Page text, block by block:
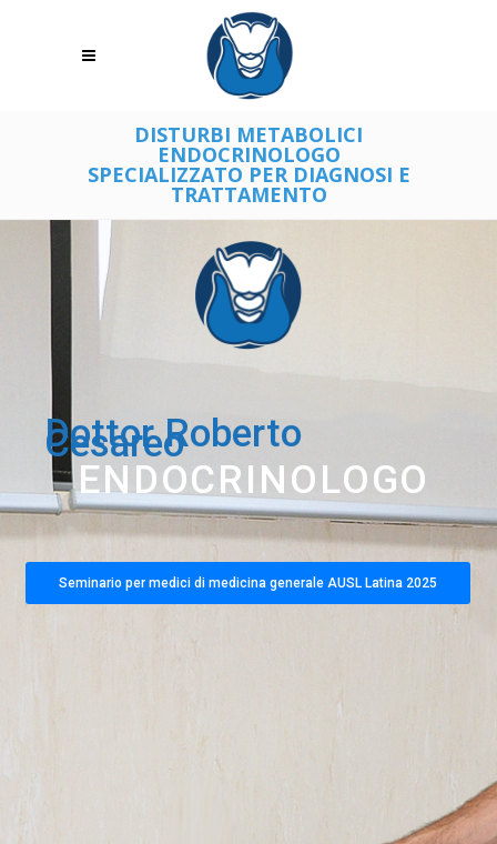
DISTURBI METABOLICI
ENDOCRINOLOGO
SPECIALIZZATO PER DIAGNOSI E
TRATTAMENTO
Dottor Roberto
Cesareo
ENDOCRINOLOGO
Seminario per medici di medicina generale AUSL Latina 2025